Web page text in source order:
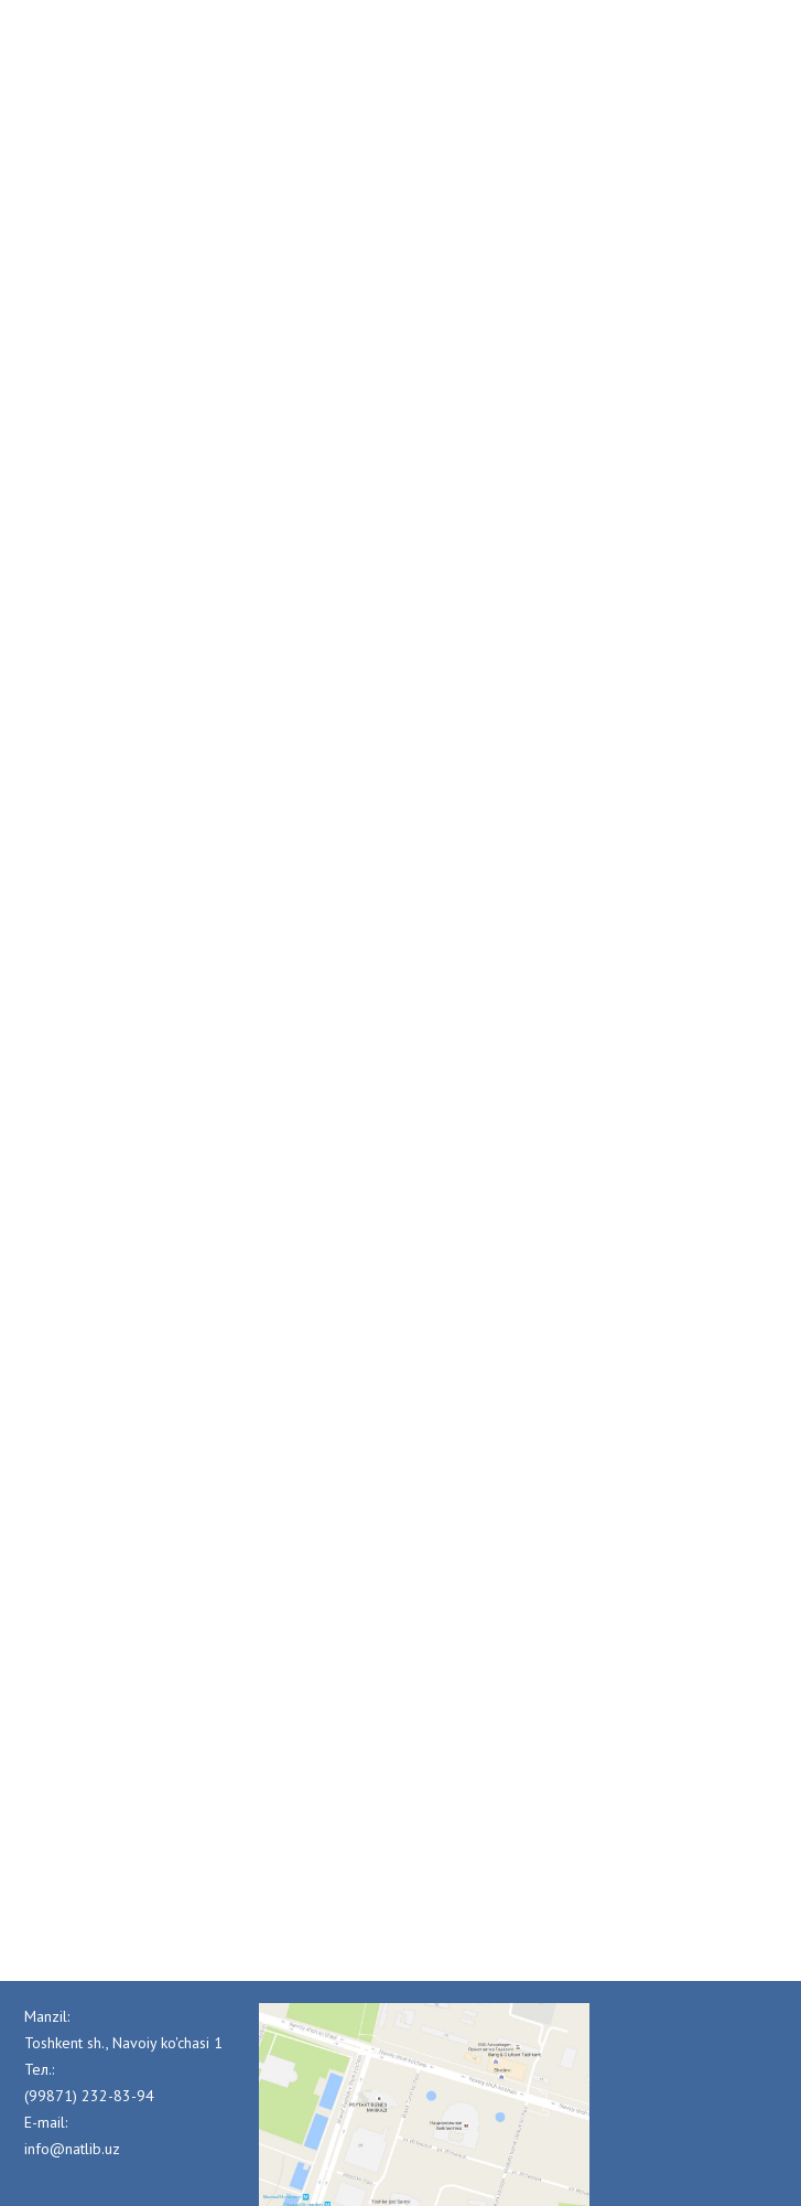
Manzil:
Toshkent sh., Navoiy ko'chasi 1
Тел.:
(99871) 232-83-94
E-mail:
info@natlib.uz